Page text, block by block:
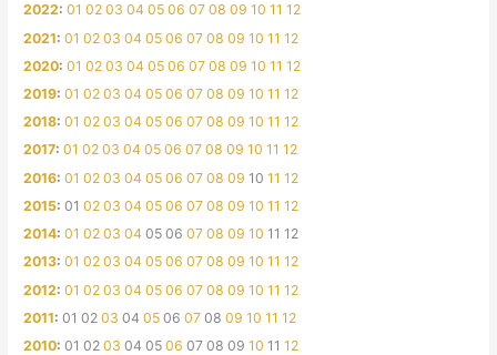
2022:01 02 03 04 05 06 07 08 09 10 11 12
2021:01 02 03 04 05 06 07 08 09 10 11 12
2020:01 02 03 04 05 06 07 08 09 10 11 12
2019:01 02 03 04 05 06 07 08 09 10 11 12
2018:01 02 03 04 05 06 07 08 09 10 11 12
2017:01 02 03 04 05 06 07 08 09 10 11 12
2016:01 02 03 04 05 06 07 08 09 10 11 12
2015:01 02 03 04 05 06 07 08 09 10 11 12
2014:01 02 03 04 05 06 07 08 09 10 11 12
2013:01 02 03 04 05 06 07 08 09 10 11 12
2012:01 02 03 04 05 06 07 08 09 10 11 12
2011:01 02 03 04 05 06 07 08 09 10 11 12
2010:01 02 03 04 05 06 07 08 09 10 11 12